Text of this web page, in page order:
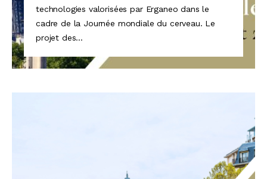
technologies valorisées par Erganeo dans le
cadre de la Journée mondiale du cerveau. Le
projet des...